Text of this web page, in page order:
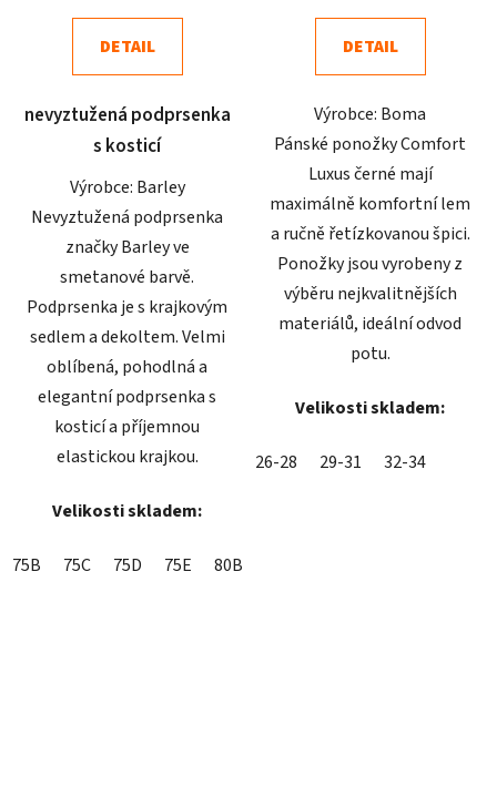
4,9
z
hvězdiček.
DETAIL
nevyztužená podprsenka
s kosticí
Výrobce: Barley
Nevyztužená podprsenka
značky Barley ve
smetanové barvě.
Podprsenka je s krajkovým
sedlem a dekoltem. Velmi
oblíbená, pohodlná a
elegantní podprsenka s
kosticí a příjemnou
elastickou krajkou.
Velikosti skladem:
75B 75C 75D 75E 80B
4,7
z
hvězdiček.
DETAIL
Výrobce: Boma
Pánské ponožky Comfort
Luxus černé mají
maximálně komfortní lem
a ručně řetízkovanou špici.
Ponožky jsou vyrobeny z
výběru nejkvalitnějších
materiálů, ideální odvod
potu.
Velikosti skladem:
26-28 29-31 32-34